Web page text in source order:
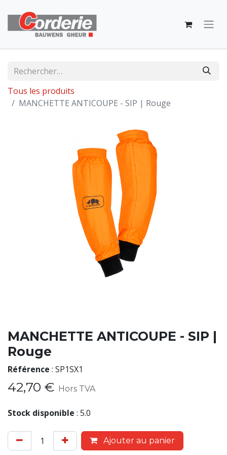
Tous les produits
MANCHETTE ANTICOUPE - SIP | Rouge
MANCHETTE ANTICOUPE - SIP |
Rouge
Référence : SP1SX1
42,70 € Hors TVA
Stock disponible : 5.0
Ajouter au panier